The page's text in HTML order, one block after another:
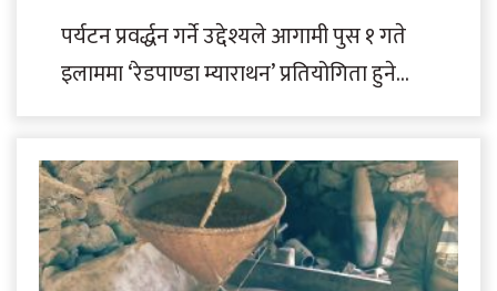
पर्यटन प्रवर्द्धन गर्ने उद्देश्यले आगामी पुस १ गते
इलाममा ‘रेडपाण्डा म्याराथन’ प्रतियोगिता हुने